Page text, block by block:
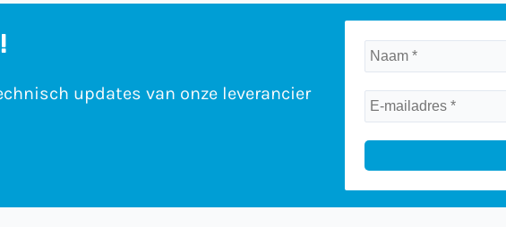
updates van onze leverancier